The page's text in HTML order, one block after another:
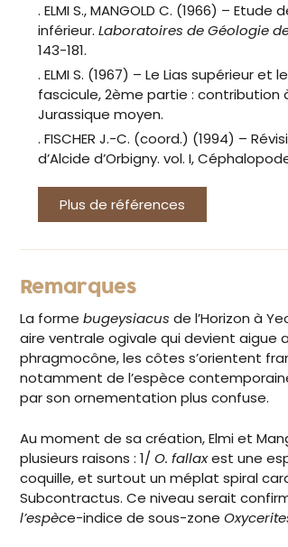
. ELMI S., MANGOLD C. (1966) –
inférieur. Laboratoires de Géologie
143-181.
. ELMI S. (1967) – Le Lias supérieur
fascicule, 2ème partie : contribution
Jurassique moyen.
. FISCHER J.-C. (coord.) (1994) –
d’Alcide d’Orbigny. vol. I,
Plus de références
Remarques
La forme bugeysiacus de l’Horizon à
aire ventrale ogivale qui devient aigue
phragmocône, les côtes s’orientent
notamment de l’espèce
par son ornementation plus confuse.
Au moment de sa création, Elmi et
plusieurs raisons : 1/ O. fallaxest une
coquille, et surtout un méplat spiral
Subcontractus. Ce niveau serait
l’espèce-indice de sous-zone